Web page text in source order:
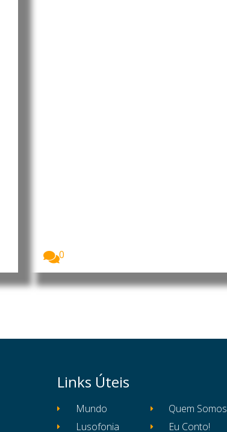
0
Links Úteis
Mundo
Lusofonia
Quem Somos
Eu Conto!